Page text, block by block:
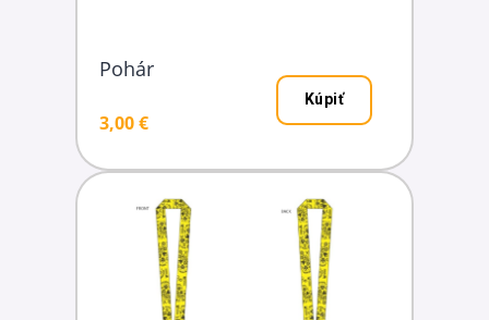
Pohár
3,00 €
Kúpiť